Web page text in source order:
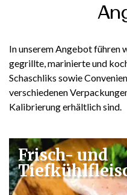
In unserem Angebot führen
gegrillte, marinierte und
Schaschliks sowie
verschiedenen
Kalibrierung erhältlich sind.
Frisch- und